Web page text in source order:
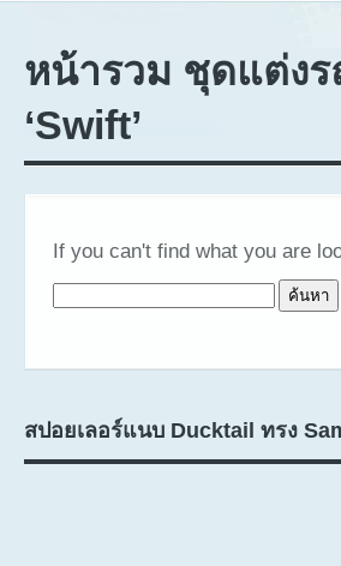
หน้ารวม ชุดแต่งร
‘Swift’
If you can't find what you are
สปอยเลอร์แนบ Ducktail ทรง